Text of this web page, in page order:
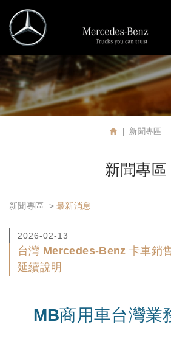
首頁新聞專區
新聞專區
新聞專區 最新消息
2026-02-13
台灣 Mercedes-Benz 卡車銷
延續說明
MB商用車台灣業